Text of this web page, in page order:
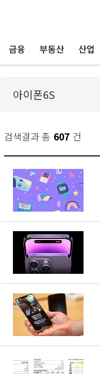
금융 부동산 산업
검색결과 총 607 건